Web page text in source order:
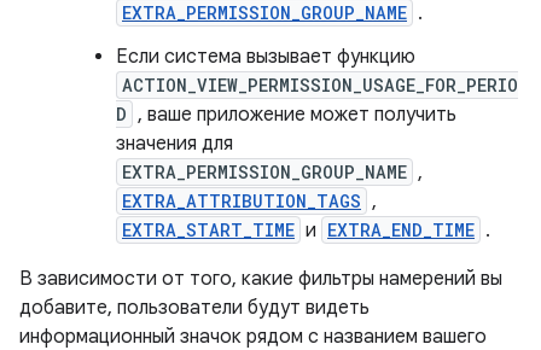
EXTRA_PERMISSION_GROUP_NAME .
Если система вызывает функцию
ACTION_VIEW_PERMISSION_USAGE_FOR_PERIO
D , ваше приложение может получить
значения для
EXTRA_PERMISSION_GROUP_NAME ,
EXTRA_ATTRIBUTION_TAGS ,
EXTRA_START_TIME и EXTRA_END_TIME .
В зависимости от того, какие фильтры намерений вы
добавите, пользователи будут видеть
информационный значок рядом с названием вашего